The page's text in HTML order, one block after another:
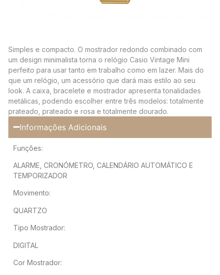
Simples e compacto. O mostrador redondo combinado com
um design minimalista torna o relógio Casio Vintage Mini
perfeito para usar tanto em trabalho como em lazer. Mais do
que um relógio, um acessório que dará mais estilo ao seu
look. A caixa, bracelete e mostrador apresenta tonalidades
metálicas, podendo escolher entre três modelos: totalmente
prateado, prateado e rosa e totalmente dourado.
Informações Adicionais
Funções:
ALARME, CRONÓMETRO, CALENDÁRIO AUTOMÁTICO E
TEMPORIZADOR
Movimento:
QUARTZO
Tipo Mostrador:
DIGITAL
Cor Mostrador: